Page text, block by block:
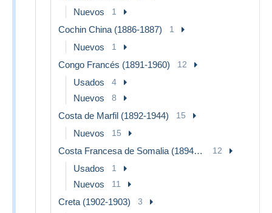
Nuevos 1
Cochin China (1886-1887) 1
Nuevos 1
Congo Francés (1891-1960) 12
Usados 4
Nuevos 8
Costa de Marfil (1892-1944) 15
Nuevos 15
Costa Francesa de Somalia (1894-1967) 12
Usados 1
Nuevos 11
Creta (1902-1903) 3